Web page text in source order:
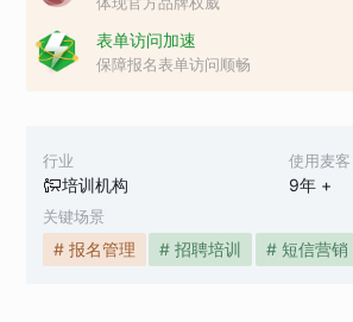
行业
培训机构
使用麦客
9年 +
关键场景
# 报名管理 # 招聘培训 # 短信营销
表单访问加速
保障报名表单访问顺畅